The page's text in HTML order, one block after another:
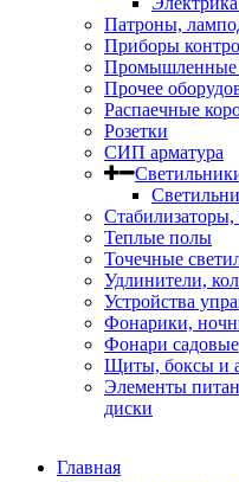
Патроны,
Приборы
Промышленные
Прочее
Распаечные
Розетки
СИП арматура
Теплые полы
Точечные
Удлинители,
Устройства
Фонарики,
Фонари садовые
Щиты, боксы и
Элементы
диски
Главная